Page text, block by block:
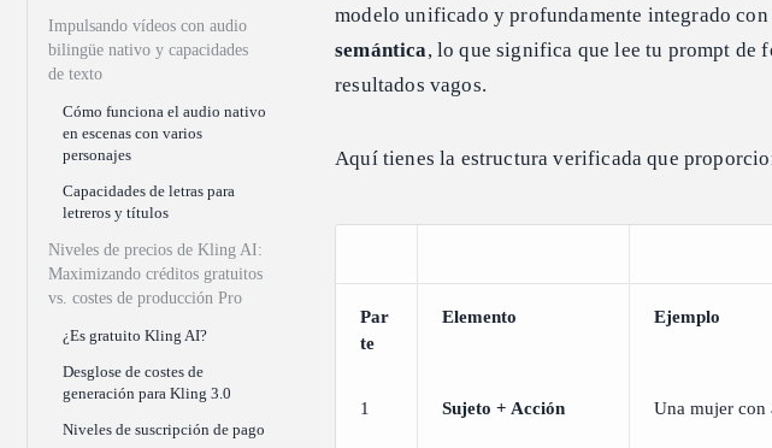
Impulsando vídeos con audio
bilingüe nativo y capacidades
de texto
Cómo funciona el audio nativo
en escenas con varios
personajes
Capacidades de letras para
letreros y títulos
Niveles de precios de Kling AI:
Maximizando créditos gratuitos
vs. costes de producción Pro
¿Es gratuito Kling AI?
Desglose de costes de
generación para Kling 3.0
Niveles de suscripción de pago
modelo unificado y profundamente integrado con
semántica, lo que significa que lee tu prompt de
resultados vagos.
Aquí tienes la estructura verificada que
Par
te
Elemento Ejemplo
1 Sujeto + Acción Una mujer